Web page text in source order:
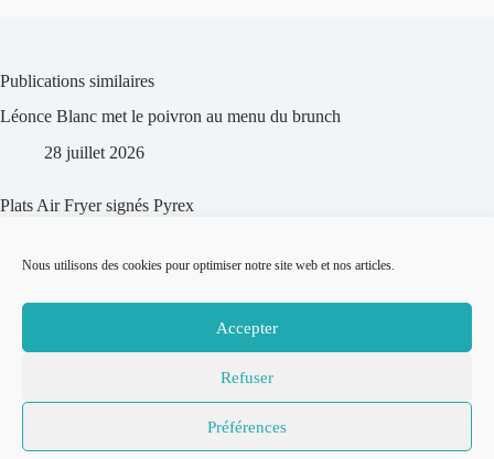
Nous utilisons des cookies pour optimiser notre site web et nos articles.
Accepter
Refuser
Préférences
Publications similaires
Léonce Blanc met le poivron au menu du brunch
28 juillet 2026
Plats Air Fryer signés Pyrex
© 2007-2026
Réalisation